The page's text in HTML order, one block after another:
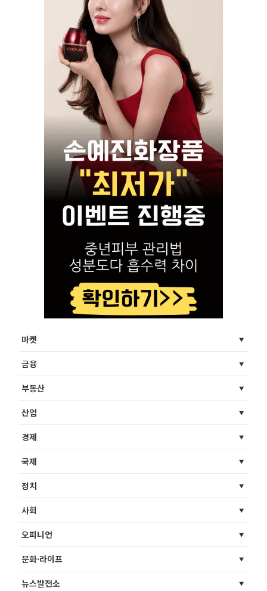
마켓
금융
부동산
산업
경제
국제
정치
사회
오피니언
문화·라이프
뉴스발전소